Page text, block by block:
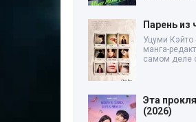
Парень из
Уцуми Кэйто
манга-
самом деле
Эта
(2026)